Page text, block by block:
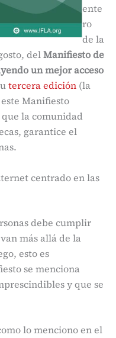
ente
ro
de la
delManifiesto de
un mejor acceso
tercera edición (la
Manifiesto
la comunidad
garantice el
centrado en las
debe cumplir
más allá de la
esto es
se menciona
y que se
lo menciono en el